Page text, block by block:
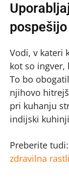
Vodi, v kateri
kot so ingver,
To bo
njihovo
pri kuhanju
indijski
Preberite tudi:
zdravilna